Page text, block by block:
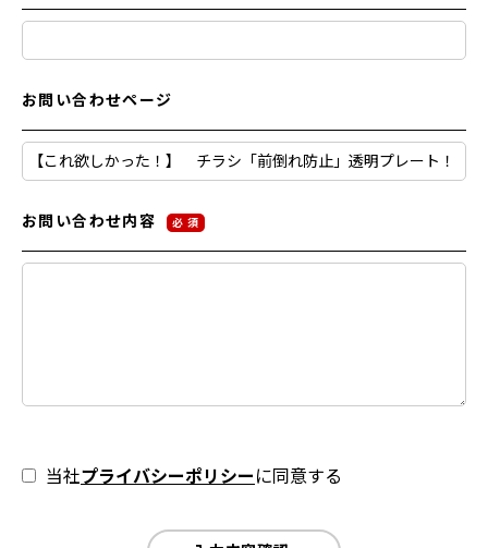
お問い合わせページ
お問い合わせ内容 必 須
当社プライバシーポリシーに同意する